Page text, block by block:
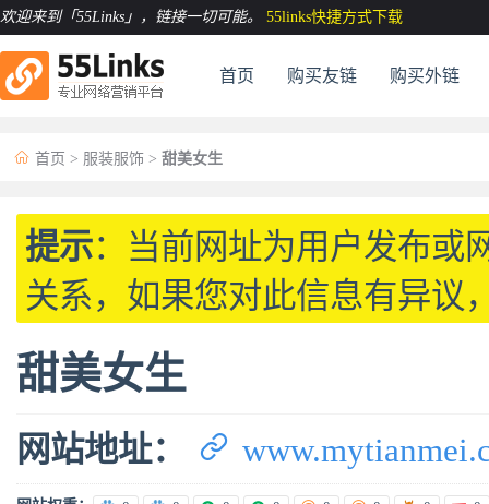
欢迎来到「55Links」 ，链接一切可能。 55links快捷方式下载
首页 购买友链 购买外链
 首页 > 服装服饰 > 甜美女生
提示：当前网址为用户发布或
关系，如果您对此信息有异议
甜美女生
网站地址： 